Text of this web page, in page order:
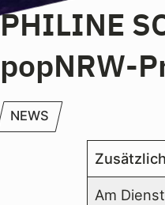
PHILINE
popNRW-
NEWS
Am